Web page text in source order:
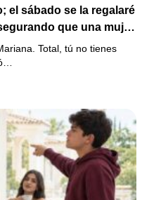
el sábado se la regalaré
que una mujer
no merecía 50
silencio, así que
la fiesta. Ella
Total, tú no tienes